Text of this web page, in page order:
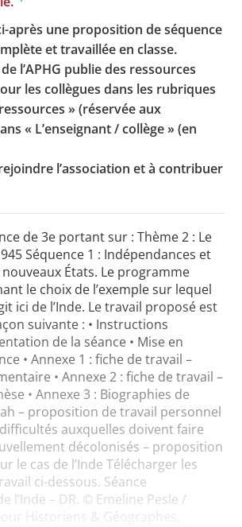
Toutes les actualités
rendez-vous de l’APHG
de recrutement
Concours scolaires
Culture
après une proposition de séquence
et travaillée en classe.
l’APHG publie des ressources
les collègues dans les rubriques
» (réservée aux
« L’enseignant / collège » (en
l’association et à contribuer
de 3e portant sur : Thème 2 : Le
Séquence 1 : Indépendances et
États. Le programme
le choix de l’exemple sur lequel
ici de l’Inde. Le travail proposé est
suivante : • Instructions
de la séance • Mise en
• Annexe 1 : fiche de travail –
• Annexe 2 : fiche de travail –
• Annexe 3 : Biographies de
– proposition de travail personnel
difficultés auxquelles doivent faire
décolonisés – proposition
le cas de l’Inde Télécharger les
ci-dessous. Séance
l’Inde – DR. © Emeline Pesle /
Historiens & Géographes,